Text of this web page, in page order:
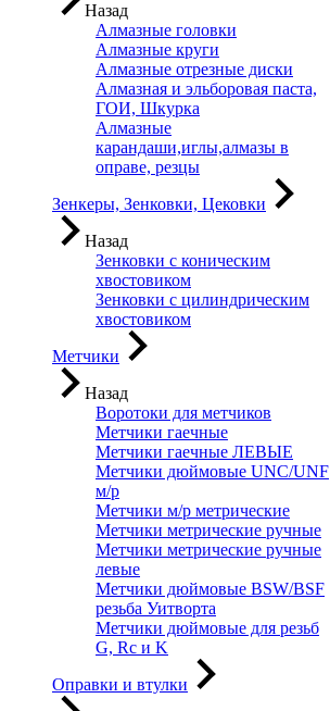
Назад
Алмазные головки
Алмазные круги
Алмазные отрезные диски
Алмазная и эльборовая паста,
ГОИ, Шкурка
Алмазные
карандаши,иглы,алмазы в
оправе, резцы
Зенкеры, Зенковки, Цековки
Назад
Зенковки с коническим
хвостовиком
Зенковки с цилиндрическим
хвостовиком
Метчики
Назад
Воротоки для метчиков
Метчики гаечные
Метчики гаечные ЛЕВЫЕ
Метчики дюймовые UNC/UNF
м/р
Метчики м/р метрические
Метчики метрические ручные
Метчики метрические ручные
левые
Метчики дюймовые BSW/BSF
резьба Уитворта
Метчики дюймовые для резьб
G, Rc и K
Оправки и втулки